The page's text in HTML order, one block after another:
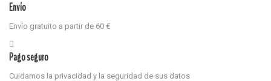
Envío
Envío gratuito a partir de 60 €
Pago seguro
Cuidamos la privacidad y la seguridad de sus datos